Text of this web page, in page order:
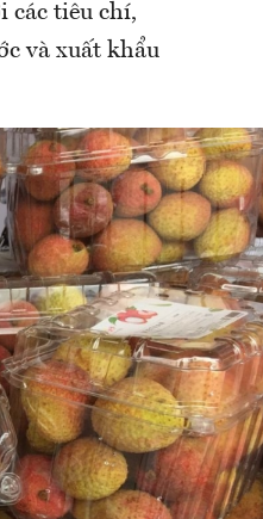
các tiêu chí,
và xuất khẩu